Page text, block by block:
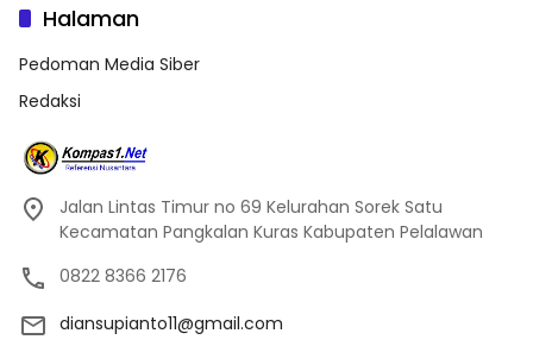
Halaman
Pedoman Media Siber
Redaksi
Jalan Lintas Timur no 69 Kelurahan Sorek Satu
Kecamatan Pangkalan Kuras Kabupaten Pelalawan
0822 8366 2176
diansupianto11@gmail.com